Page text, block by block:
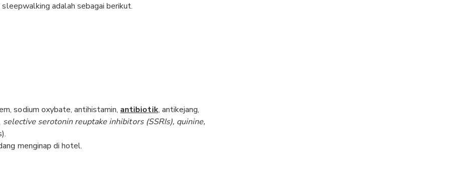
adalah sebagai berikut.
sodium oxybate, antihistamin, antibiotik, antikejang,
selective serotonin reuptake inhibitors (SSRIs), quinine,
menginap di hotel.